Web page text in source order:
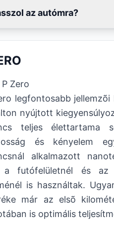
az autómra?
P Zero
legfontosabb
nyújtott
teljes élettartama
és kényelem
alkalmazott
a futófelületnél és az
is használtak.
már az elsõ
is optimális